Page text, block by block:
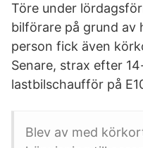
Töre under
bilförare på grund av
person fick även
Senare, strax efter
lastbilschaufför på
Blev av med